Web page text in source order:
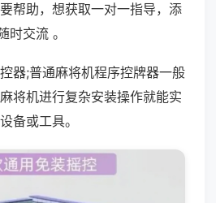
帮助，想获取一对一指导，添
交流 。
器;普通麻将机程序控牌器一般
将机进行复杂安装操作就能实
备或工具。